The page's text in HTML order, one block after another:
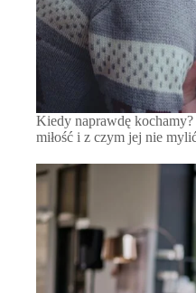
Kiedy naprawdę
miłość i z czym jej nie